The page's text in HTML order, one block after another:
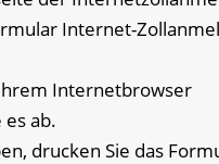
Internet-
Internetbrowser
es ab.
drucken Sie das